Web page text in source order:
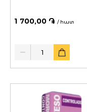
1 700,00 ֏ / հատ
Quantity